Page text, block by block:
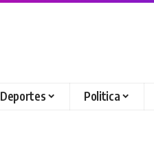
Deportes Politica